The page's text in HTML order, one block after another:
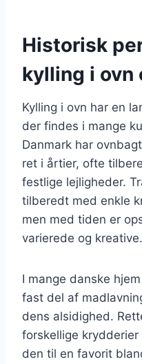
Historisk
kylling i
Kylling i ovn har en
der findes i mange
Danmark har
ret i årtier, ofte
festlige lejligheder.
tilberedt med enkle
men med tiden er
varierede og kreative.
I mange danske
fast del af
dens alsidighed.
forskellige
den til en favorit